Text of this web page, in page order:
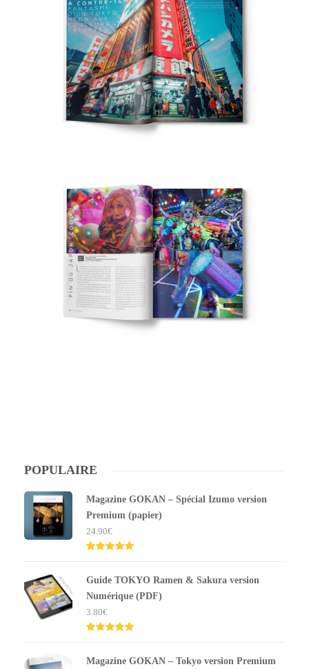
POPULAIRE
Magazine GOKAN – Spécial Izumo version
Premium (papier)
24.90€
sur 5
Guide TOKYO Ramen & Sakura version
Numérique (PDF)
3.80€
sur 5
Magazine GOKAN – Tokyo version Premium